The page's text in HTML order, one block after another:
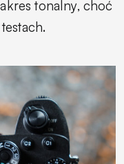
tonalny, choć